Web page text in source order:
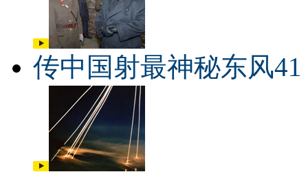
传中国射最神秘东风41